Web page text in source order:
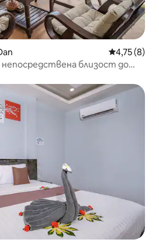
Средна
4,75 (8)
близост до